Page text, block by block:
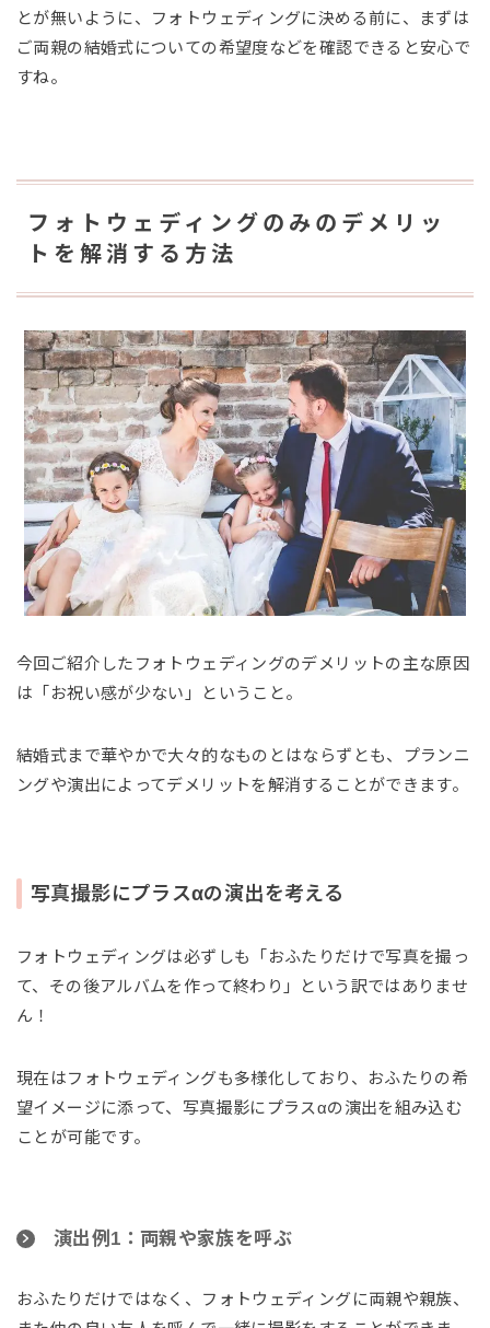
とが無いように、フォトウェディングに決める前に、まずは
ご両親の結婚式についての希望度などを確認できると安心で
すね。
フォトウェディングのみのデメリッ
トを解消する方法
今回ご紹介したフォトウェディングのデメリットの主な原因
は「お祝い感が少ない」ということ。
結婚式まで華やかで大々的なものとはならずとも、プランニ
ングや演出によってデメリットを解消することができます。
写真撮影にプラスαの演出を考える
フォトウェディングは必ずしも「おふたりだけで写真を撮っ
て、その後アルバムを作って終わり」という訳ではありませ
ん！
現在はフォトウェディングも多様化しており、おふたりの希
望イメージに添って、写真撮影にプラスαの演出を組み込む
ことが可能です。
演出例1：両親や家族を呼ぶ
おふたりだけではなく、フォトウェディングに両親や親族、